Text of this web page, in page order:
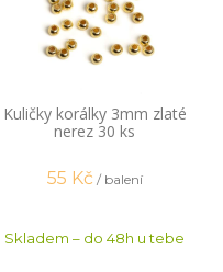
Kuličky korálky 3mm zlaté
nerez 30 ks
55 Kč / balení
Skladem – do 48h u tebe